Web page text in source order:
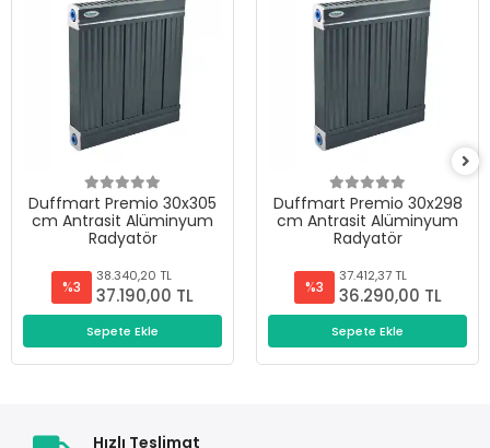
Duffmart Premio 30x305
cm Antrasit Alüminyum
Radyatör
%3
38.340,20 TL
37.190,00 TL
Sepete Ekle
Duffmart Premio 30x298
cm Antrasit Alüminyum
Radyatör
%3
37.412,37 TL
36.290,00 TL
Sepete Ekle
Hızlı Teslimat